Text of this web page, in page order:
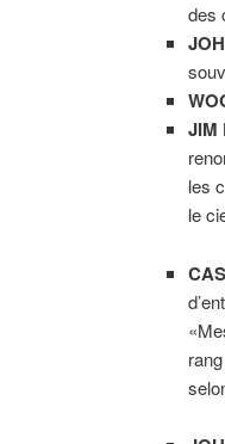
des
JIM
les
le